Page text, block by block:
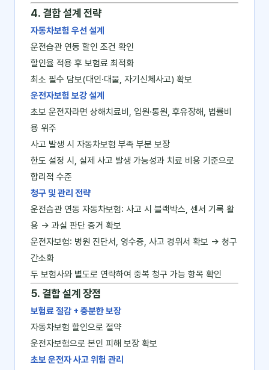
4. 결합 설계 전략
자동차보험 우선 설계
운전습관 연동 할인 조건 확인
할인율 적용 후 보험료 최적화
최소 필수 담보(대인·대물, 자기신체사고) 확보
운전자보험 보강 설계
초보 운전자라면 상해치료비, 입원·통원, 후유장해, 법률비
용 위주
사고 발생 시 자동차보험 부족 부분 보장
한도 설정 시, 실제 사고 발생 가능성과 치료 비용 기준으로
합리적 수준
청구 및 관리 전략
운전습관 연동 자동차보험: 사고 시 블랙박스, 센서 기록 활
용 → 과실 판단 증거 확보
운전자보험: 병원 진단서, 영수증, 사고 경위서 확보 → 청구
간소화
두 보험사와 별도로 연락하여 중복 청구 가능 항목 확인
5. 결합 설계 장점
보험료 절감 + 충분한 보장
자동차보험 할인으로 절약
운전자보험으로 본인 피해 보장 확보
초보 운전자 사고 위험 관리